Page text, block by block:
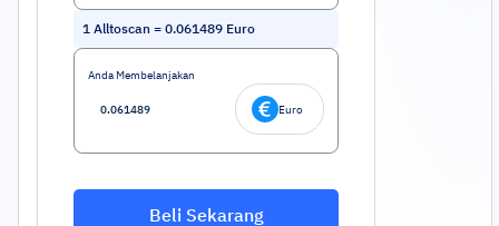
1 Alltoscan = 0.061489 Euro
Anda Membelanjakan
Euro
Beli Sekarang